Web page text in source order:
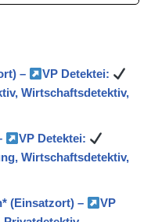
–
VP Detektei:
Wirtschaftsdetektiv,
VP Detektei:
Wirtschaftsdetektiv,
(Einsatzort) –
VP